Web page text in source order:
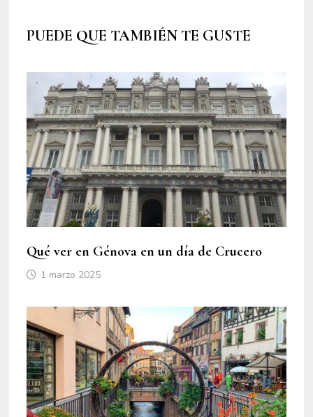
PUEDE QUE TAMBIÉN TE GUSTE
Qué ver en Génova en un día de Crucero
1 marzo 2025